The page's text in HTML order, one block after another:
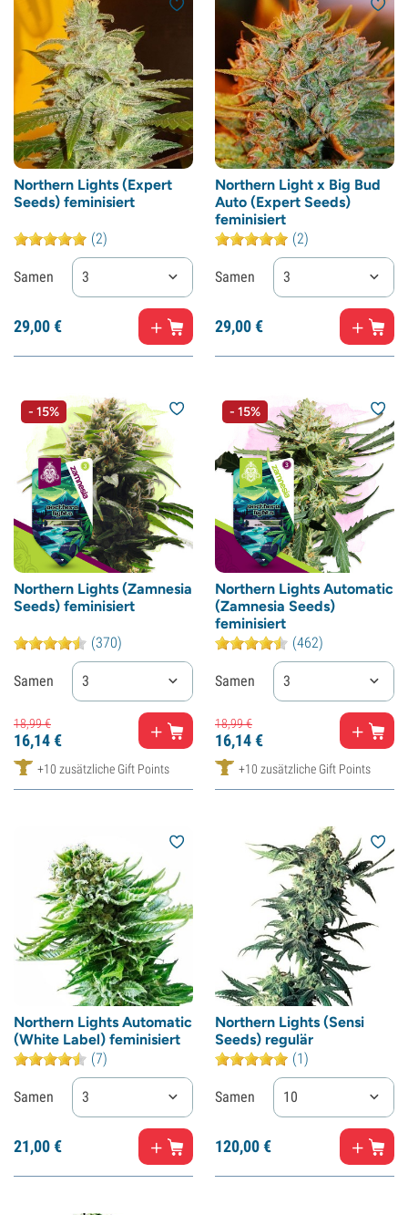
Northern Lights (Expert
Seeds) feminisiert
(2)
Samen 3
29,00€
Northern Light x Big Bud
Auto (Expert Seeds)
feminisiert
(2)
Samen 3
29,00€
- 15%
Northern Lights (Zamnesia
Seeds) feminisiert
(370)
Samen 3
18,99€
16,14€
+10 zusätzliche Gift Points
- 15%
Northern Lights Automatic
(Zamnesia Seeds)
feminisiert
(462)
Samen 3
18,99€
16,14€
+10 zusätzliche Gift Points
Northern Lights Automatic
(White Label) feminisiert
(7)
Samen 3
21,00€
Northern Lights (Sensi
Seeds) regulär
(1)
Samen 10
120,00€